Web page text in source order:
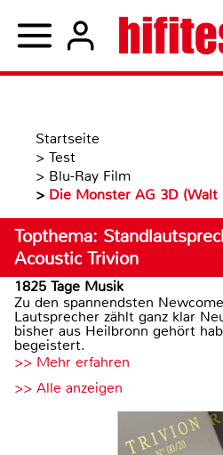
Startseite
> Test
> Blu-Ray Film
> Die Monster AG 3D (Walt
Topthema:
Acoustic Trivion
1825 Tage Musik
Zu den spannendsten
Lautsprecher zählt ganz klar
bisher aus Heilbronn gehört
begeistert.
>> Mehr erfahren
>> Alle anzeigen